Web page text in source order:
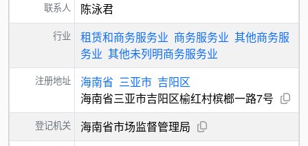
联系人 陈泳君
行业 租赁和商务服务业 商务服务业 其他商务服
务业 其他未列明商务服务业
注册地址 海南省 三亚市 吉阳区
海南省三亚市吉阳区榆红村槟榔一路7号
登记机关 海南省市场监督管理局